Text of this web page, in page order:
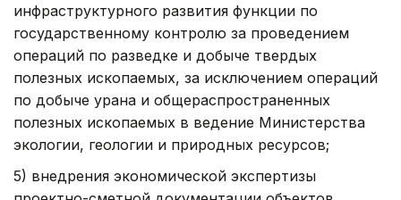
инфраструктурного развития функции по
государственному контролю за проведением
операций по разведке и добыче твердых
полезных ископаемых, за исключением операций
по добыче урана и общераспространенных
полезных ископаемых в ведение Министерства
экологии, геологии и природных ресурсов;
5) внедрения экономической экспертизы